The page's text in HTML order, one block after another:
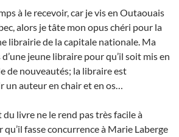
à le recevoir, car je vis en Outaouais
alors je tâte mon opus chéri pour la
librairie de la capitale nationale. Ma
jeune libraire pour qu’il soit mis en
de nouveautés; la libraire est
un auteur en chair et en os…
livre ne le rend pas très facile à
fasse concurrence à Marie Laberge